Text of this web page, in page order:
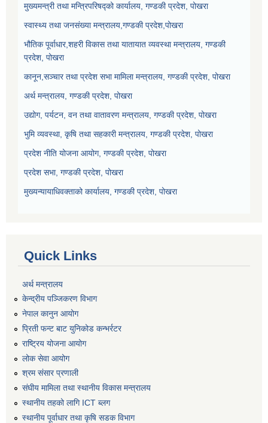
मुख्यमन्त्री तथा मन्त्रिपरिषद्को कार्यालय, गण्डकी प्रदेश, पोखरा
स्वास्थ्य तथा जनसंख्या मन्त्रालय,गण्डकी प्रदेश,पोखरा
भौतिक पूर्वाधार,शहरी विकास तथा यातायात व्यवस्था मन्त्रालय, गण्डकी
प्रदेश, पोखरा
कानून,सञ्चार तथा प्रदेश सभा मामिला मन्त्रालय, गण्डकी प्रदेश, पोखरा
अर्थ मन्त्रालय, गण्डकी प्रदेश, पोखरा
उद्योग, पर्यटन, वन तथा वातावरण मन्त्रालय, गण्डकी प्रदेश, पोखरा
भुमि व्यवस्था, कृषि तथा सहकारी मन्त्रालय, गण्डकी प्रदेश, पोखरा
प्रदेश नीति योजना आयोग, गण्डकी प्रदेश, पोखरा
प्रदेश सभा, गण्डकी प्रदेश, पोखरा
मुख्यन्यायाधिवक्ताको कार्यालय, गण्डकी प्रदेश, पोखरा
Quick Links
अर्थ मन्त्रालय
केन्द्रीय पञ्जिकरण विभाग
नेपाल कानुन आयोग
प्रिती फन्ट बाट युनिकोड कन्भर्रटर
राष्ट्रिय योजना आयोग
लोक सेवा आयोग
श्रम संसार प्रणाली
संघीय मामिला तथा स्थानीय विकास मन्त्रालय
स्थानीय तहको लागि ICT ब्लग
स्थानीय पूर्वाधार तथा कृषि सडक विभाग